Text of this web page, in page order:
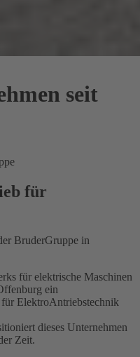
seit
für
BruderGruppe in
für elektrische Maschinen
ein
für ElektroAntriebstechnik
dieses Unternehmen
Zeit.